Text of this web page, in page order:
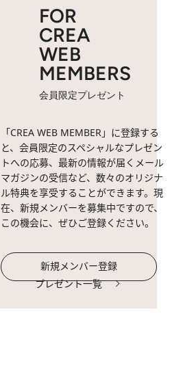
FOR
CREA
WEB
MEMBERS
会員限定プレゼント
「CREA WEB MEMBER」に登録する
と、会員限定のスペシャルなプレゼン
トへの応募、最新の情報が届くメール
マガジンの受信など、数々のオリジナ
ル特典を享受することができます。現
在、新規メンバーを募集中ですので、
この機会に、ぜひご登録ください。
新規メンバー登録
プレゼント一覧